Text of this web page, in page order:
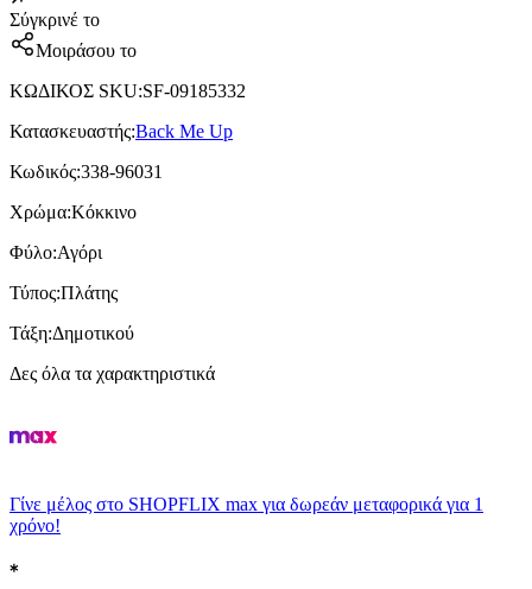
Σύγκρινέ το
Μοιράσου το
ΚΩΔΙΚΟΣ SKU:SF-09185332
Κατασκευαστής:Back Me Up
Κωδικός:338-96031
Χρώμα:Κόκκινο
Φύλο:Αγόρι
Τύπος:Πλάτης
Τάξη:Δημοτικού
Δες όλα τα χαρακτηριστικά
Γίνε μέλος στο SHOPFLIX max για δωρεάν μεταφορικά για 1
χρόνο!